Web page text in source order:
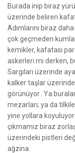
Burada inip biraz
üzerinde beliren
Adımlarını biraz
çok geçmeden
kemikler, kafatası
askerleri mi derken,
Sargıları üzerinde
kalker taşlar
görünüyor.. Ya
mezarları; ya da
yine yollara
çıkmamız biraz
üzerindeki pistleri
ağzına.